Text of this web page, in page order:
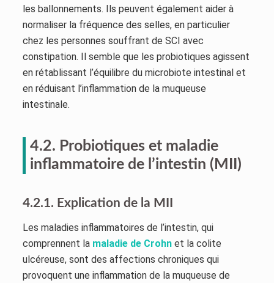
les ballonnements. Ils peuvent également aider à
normaliser la fréquence des selles, en particulier
chez les personnes souffrant de SCI avec
constipation. Il semble que les probiotiques agissent
en rétablissant l’équilibre du microbiote intestinal et
en réduisant l’inflammation de la muqueuse
intestinale.
4.2. Probiotiques et maladie
inflammatoire de l’intestin (MII)
4.2.1. Explication de la MII
Les maladies inflammatoires de l’intestin, qui
comprennent la maladie de Crohn et la colite
ulcéreuse, sont des affections chroniques qui
provoquent une inflammation de la muqueuse de